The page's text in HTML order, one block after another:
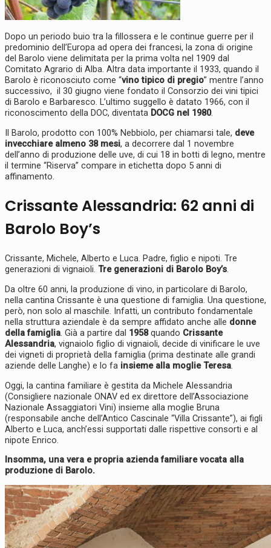
Dopo un periodo buio tra la fillossera e le continue guerre per il
predominio dell’Europa ad opera dei francesi, la zona di origine
del Barolo viene delimitata per la prima volta nel 1909 dal
Comitato Agrario di Alba. Altra data importante il 1933, quando il
Barolo è riconosciuto come “vino tipico di pregio” mentre l’anno
successivo, il 30 giugno viene fondato il Consorzio dei vini tipici
di Barolo e Barbaresco. L’ultimo suggello è datato 1966, con il
riconoscimento della DOC, diventata DOCG nel 1980.
Il Barolo, prodotto con 100% Nebbiolo, per chiamarsi tale, deve
invecchiare almeno 38 mesi, a decorrere dal 1 novembre
dell’anno di produzione delle uve, di cui 18 in botti di legno, mentre
il termine “Riserva” compare in etichetta dopo 5 anni di
affinamento.
Crissante Alessandria: 62 anni di
Barolo Boy’s
Crissante, Michele, Alberto e Luca. Padre, figlio e nipoti. Tre
generazioni di vignaioli. Tre generazioni di Barolo Boy’s.
Da oltre 60 anni, la produzione di vino, in particolare di Barolo,
nella cantina Crissante è una questione di famiglia. Una questione,
però, non solo al maschile. Infatti, un contributo fondamentale
nella struttura aziendale è da sempre affidato anche alle donne
della famiglia. Già a partire dal 1958quando Crissante
Alessandria, vignaiolo figlio di vignaioli, decide di vinificare le uve
dei vigneti di proprietà della famiglia (prima destinate alle grandi
aziende delle Langhe) e lo fa insieme alla moglie Teresa.
Oggi, la cantina familiare è gestita da Michele Alessandria
(Consigliere nazionale ONAV ed ex direttore dell’Associazione
Nazionale Assaggiatori Vini) insieme alla moglie Bruna
(responsabile anche dell’Antico Cascinale “Villa Crissante”), ai figli
Alberto e Luca, anch’essi supportati dalle rispettive consorti e al
nipote Enrico.
Insomma, una vera e propria azienda familiare vocata alla
produzione di Barolo.